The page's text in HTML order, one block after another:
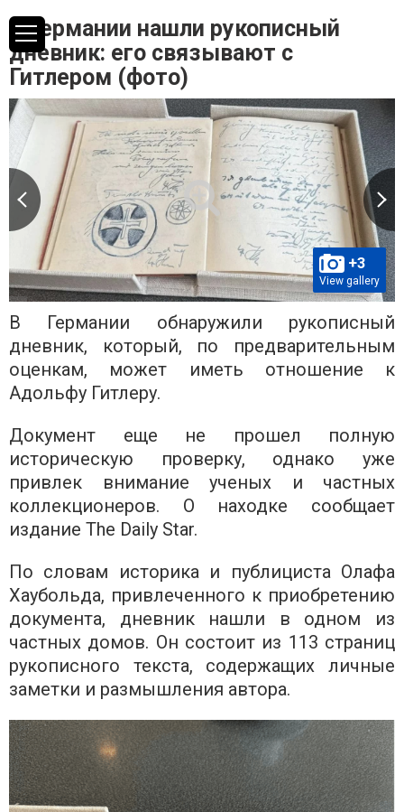
В Германии нашли рукописный
дневник: его связывают с
Гитлером (фото)
+3
View gallery
В Германии обнаружили рукописный
дневник, который, по предварительным
оценкам, может иметь отношение к
Адольфу Гитлеру.
Документ еще не прошел полную
историческую проверку, однако уже
привлек внимание ученых и частных
коллекционеров. О находке сообщает
издание The Daily Star.
По словам историка и публициста Олафа
Хаубольда, привлеченного к приобретению
документа, дневник нашли в одном из
частных домов. Он состоит из 113 страниц
рукописного текста, содержащих личные
заметки и размышления автора.